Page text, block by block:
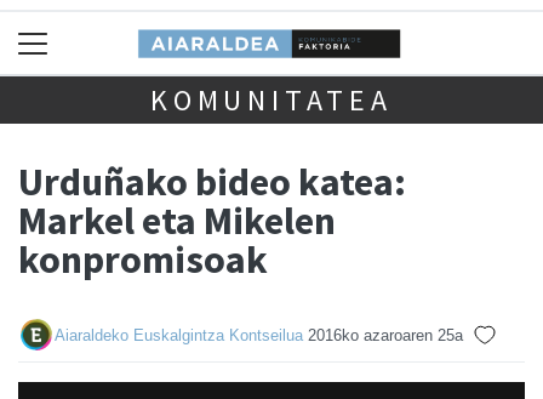
KOMUNITATEA
Urduñako bideo katea:
Markel eta Mikelen
konpromisoak
Aiaraldeko Euskalgintza Kontseilua 2016ko azaroaren 25a